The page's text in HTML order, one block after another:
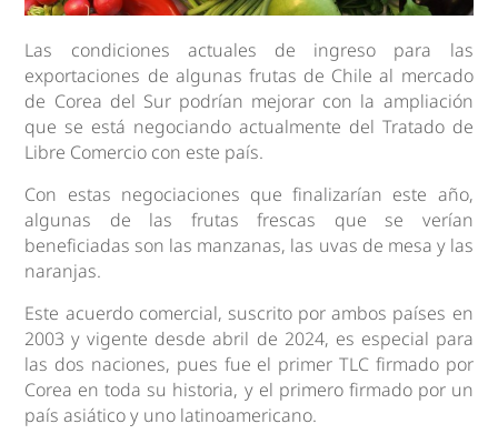
Las condiciones actuales de ingreso para las
exportaciones de algunas frutas de Chile al mercado
de Corea del Sur podrían mejorar con la ampliación
que se está negociando actualmente del Tratado de
Libre Comercio con este país.
Con estas negociaciones que finalizarían este año,
algunas de las frutas frescas que se verían
beneficiadas son las manzanas, las uvas de mesa y las
naranjas.
Este acuerdo comercial, suscrito por ambos países en
2003 y vigente desde abril de 2024, es especial para
las dos naciones, pues fue el primer TLC firmado por
Corea en toda su historia, y el primero firmado por un
país asiático y uno latinoamericano.